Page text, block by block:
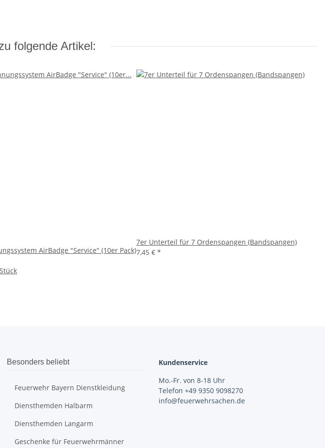
folgende Artikel:
AirBadge "Service" (10er Pack)
7er Unterteil für 7 Ordenspangen (Bandspangen)
7,45 € *
Besonders beliebt
Feuerwehr Bayern Dienstkleidung
Diensthemden Halbarm
Diensthemden Langarm
Geschenke für Feuerwehrmänner
Kundenservice
Mo.-Fr. von 8-18 Uhr
Telefon +49 9350 9098270
info@feuerwehrsachen.de